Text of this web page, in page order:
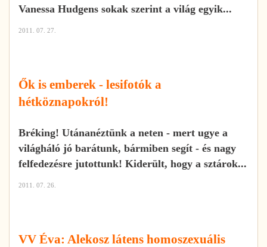
Vanessa Hudgens sokak szerint a világ egyik...
2011. 07. 27.
Ők is emberek - lesifotók a
hétköznapokról!
Bréking! Utánanéztünk a neten - mert ugye a
világháló jó barátunk, bármiben segít - és nagy
felfedezésre jutottunk! Kiderült, hogy a sztárok...
2011. 07. 26.
VV Éva: Alekosz látens homoszexuális